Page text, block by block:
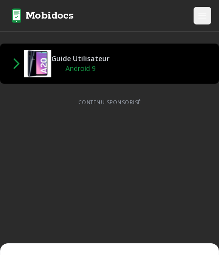
Mobidocs
Guide Utilisateur
Android 9
CONTENU SPONSORISÉ